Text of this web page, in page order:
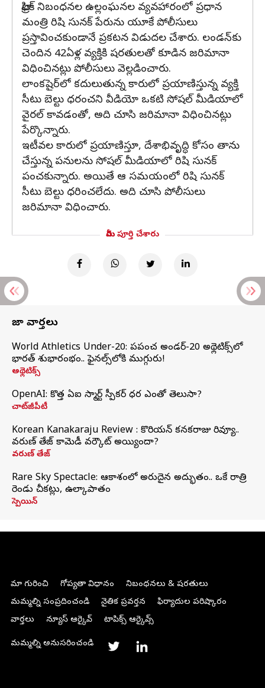
ట్రాఫిక్ నిబంధనల ఉల్లంఘనల వ్యవహారంలో ప్రధాన
మంత్రి రిషి సునక్‌ పేరును యూకే పోలీసులు
ప్రస్తావించకుండానే ప్రకటన విడుదల చేశారు. లండన్‌కు
చెందిన 42ఏళ్ల వ్యక్తికి షరతులతో కూడిన జరిమానా
విధించినట్లు పోలీసులు వెల్లడించారు.
లాంకషైర్‌లో కదులుతున్న కారులో ప్రయాణిస్తున్న వ్యక్తి
సీటు బెల్టు ధరంచని వీడియో ఒకటి సోషల్ మీడియాలో
వైరల్ కావడంతో, అది చూసి జరిమానా విధించినట్లు
పేర్కొన్నారు.
ఇటీవల కారులో ప్రయాణిస్తూ, దేశాభివృద్ధి కోసం తాను
చేస్తున్న పనులను సోషల్ మీడియాలో రిషి సునక్‌
పంచకున్నారు. అయితే ఆ సమయంలో రిషి సునక్‌
సీటు బెల్టు ధరించలేదు. అది చూసి పోలీసులు
జరిమానా విధించారు.
మీరు పూర్తి చేశారు
తాజా వార్తలు
World Athletics Under-20: ప్రపంచ అండర్-20 అథ్లెటిక్స్‌లో
భారత్‌ శుభారంభం.. ఫైనల్స్‌లోకి ముగ్గురు!
అథ్లెటిక్స్
OpenAI: కొత్త ఏఐ స్మార్ట్ స్పీకర్ ధర ఎంతో తెలుసా?
చాట్‌జీపీటీ
Korean Kanakaraju Review : కొరియన్ కనకరాజు రివ్యూ..
వరుణ్ తేజ్ కామెడీ వర్కౌట్ అయ్యిందా?
వరుణ్ తేజ్
Rare Sky Spectacle: ఆకాశంలో అరుదైన అద్భుతం.. ఒకే రాత్రి
రెండు చీకట్లు, ఉల్కాపాతం
స్పెయిన్
మా గురించి గోప్యతా విధానం
నిబంధనలు & షరతులు
మమ్మల్ని సంప్రదించండి
నైతిక ప్రవర్తన
ఫిర్యాదుల పరిష్కారం
వార్తలు
న్యూస్ ఆర్కైవ్ టాపిక్స్ ఆర్కైవ్స్
మమ్మల్ని అనుసరించండి